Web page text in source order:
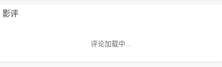
影评
评论加载中...